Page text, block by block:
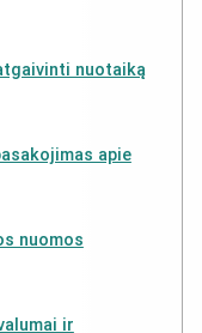
nuotaiką
apie
nuomos
ir